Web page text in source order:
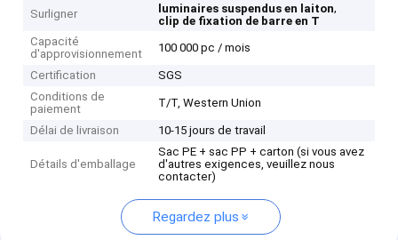
Surligner luminaires suspendus en laiton,
clip de fixation de barre en T
Capacité
d'approvisionnement
100 000 pc / mois
Certification
SGS
Conditions de
paiement
T/T, Western Union
Délai de livraison 10-15 jours de travail
Détails d'emballage
Sac PE + sac PP + carton (si vous avez
d'autres exigences, veuillez nous
contacter)
Regardez plus